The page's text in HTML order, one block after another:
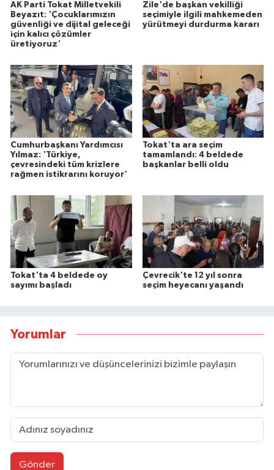
AK Parti Tokat Milletvekili
Beyazıt: 'Çocuklarımızın
güvenliği ve dijital geleceği
için kalıcı çözümler
üretiyoruz'
Zile'de başkan vekilliği
seçimiyle ilgili mahkemeden
yürütmeyi durdurma kararı
Cumhurbaşkanı Yardımcısı
Yılmaz: 'Türkiye,
çevresindeki tüm krizlere
rağmen istikrarını koruyor'
Tokat'ta ara seçim
tamamlandı: 4 beldede
başkanlar belli oldu
Tokat'ta 4 beldede oy
sayımı başladı
Çevrecik'te 12 yıl sonra
seçim heyecanı yaşandı
Yorumlar
Gönder